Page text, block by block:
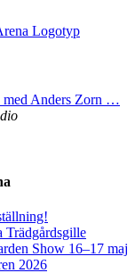
med Anders Zorn …
Trädgårdsgille
Show 16–17 maj
2026